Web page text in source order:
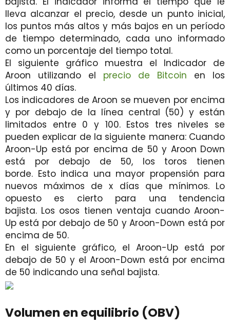
lleva alcanzar el precio, desde un punto inicial,
los puntos más altos y más bajos en un período
de tiempo determinado, cada uno informado
como un porcentaje del tiempo total.
El siguiente gráfico muestra el Indicador de
Aroon utilizando el precio de Bitcoin en los
últimos 40 días.
Los indicadores de Aroon se mueven por encima
y por debajo de la línea central (50) y están
limitados entre 0 y 100. Estos tres niveles se
pueden explicar de la siguiente manera: Cuando
Aroon-Up está por encima de 50 y Aroon Down
está por debajo de 50, los toros tienen
borde. Esto indica una mayor propensión para
nuevos máximos de x días que mínimos. Lo
opuesto es cierto para una tendencia
bajista. Los osos tienen ventaja cuando Aroon-
Up está por debajo de 50 y Aroon-Down está por
encima de 50.
En el siguiente gráfico, el Aroon-Up está por
debajo de 50 y el Aroon-Down está por encima
de 50 indicando una señal bajista.
Volumen en equilibrio (OBV)